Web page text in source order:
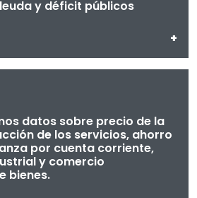
y déficit públicos
+
datos sobre precio de la
de los servicios, ahorro
por cuenta corriente,
y comercio
bienes.